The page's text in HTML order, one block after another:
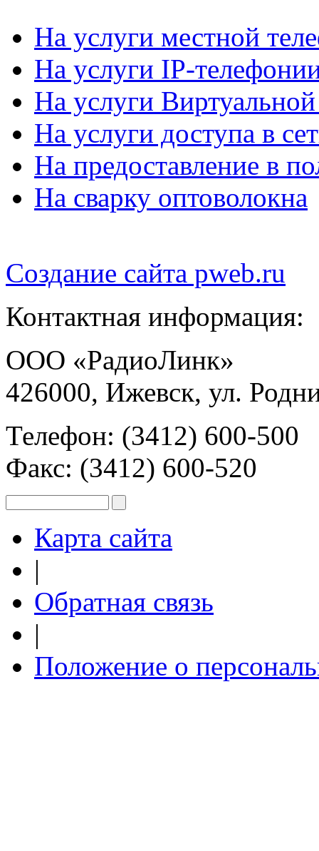
На услуги местной
На услуги IP-
На услуги
На услуги доступа в
На предоставление в
На сварку оптоволокна
Создание сайта pweb.ru
Контактная информация:
ООО «РадиоЛинк»
426000, Ижевск, ул.
Телефон: (3412) 600-500
Факс: (3412) 600-520
Карта сайта
|
Обратная связь
|
Положение о